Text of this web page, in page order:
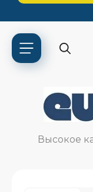
Высокое